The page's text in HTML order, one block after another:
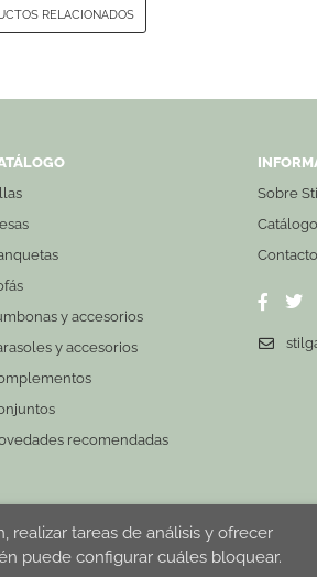
RELACIONADOS
y accesorios
y accesorios
recomendadas
Sobre
Contacto
de Cookies
realizar tareas de análisis y ofrecer
puede configurar cuáles bloquear.